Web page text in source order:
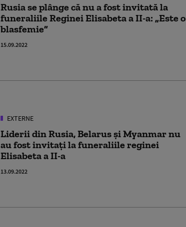
Rusia se plânge că nu a fost invitată la
funeraliile Reginei Elisabeta a II-a: „Este o
blasfemie”
15.09.2022
EXTERNE
Liderii din Rusia, Belarus şi Myanmar nu
au fost invitaţi la funeraliile reginei
Elisabeta a II-a
13.09.2022